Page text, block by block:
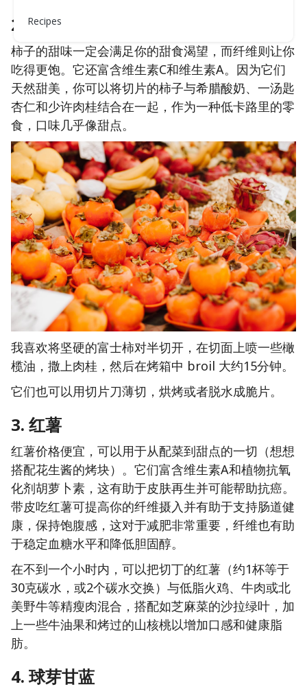
Recipes
2. 柿子
柿子的甜味一定会满足你的甜食渴望，而纤维则让你
吃得更饱。它还富含维生素C和维生素A。因为它们
天然甜美，你可以将切片的柿子与希腊酸奶、一汤匙
杏仁和少许肉桂结合在一起，作为一种低卡路里的零
食，口味几乎像甜点。
我喜欢将坚硬的富士柿对半切开，在切面上喷一些橄
榄油，撒上肉桂，然后在烤箱中 broil 大约15分钟。
它们也可以用切片刀薄切，烘烤或者脱水成脆片。
3. 红薯
红薯价格便宜，可以用于从配菜到甜点的一切（想想
搭配花生酱的烤块）。它们富含维生素A和植物抗氧
化剂胡萝卜素，这有助于皮肤再生并可能帮助抗癌。
带皮吃红薯可提高你的纤维摄入并有助于支持肠道健
康，保持饱腹感，这对于减肥非常重要，纤维也有助
于稳定血糖水平和降低胆固醇。
在不到一个小时内，可以把切丁的红薯（约1杯等于
30克碳水，或2个碳水交换）与低脂火鸡、牛肉或北
美野牛等精瘦肉混合，搭配如芝麻菜的沙拉绿叶，加
上一些牛油果和烤过的山核桃以增加口感和健康脂
肪。
4. 球芽甘蓝